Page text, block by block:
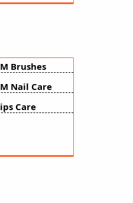
Brushes
Nail Care
Care